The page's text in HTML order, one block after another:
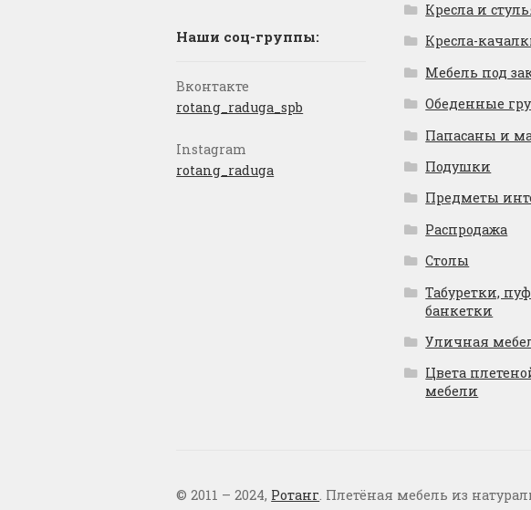
Наши соц-группы:
Вконтакте
rotang_raduga_spb
Instagram
rotang_raduga
Кресла и
Кресла-
Мебель под
Обеденные
Папасаны и
Подушки
Предметы
Распродажа
Столы
Табуретки,
банкетки
Уличная
Цвета
мебели
© 2011 – 2024, Ротанг. Плетёная мебель из